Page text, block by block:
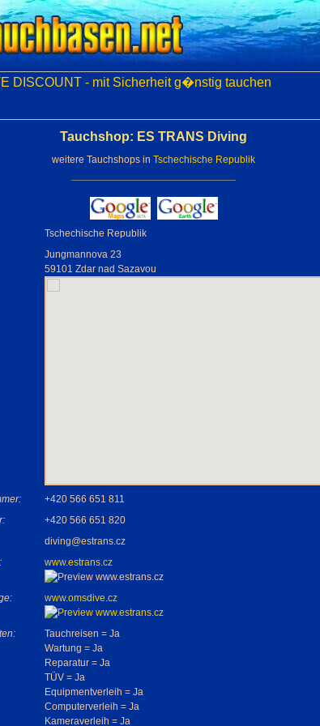
Tauchshop: ES TRANS Diving
weitere Tauchshops in Tschechische Republik
Tschechische Republik
Jungmannova 23
59101 Zdar nad Sazavou
+420 566 651 811
+420 566 651 820
diving@estrans.cz
www.estrans.cz
www.omsdive.cz
Tauchreisen = Ja
Wartung = Ja
Reparatur = Ja
TÜV = Ja
Equipmentverleih = Ja
Computerverleih = Ja
Kameraverleih = Ja